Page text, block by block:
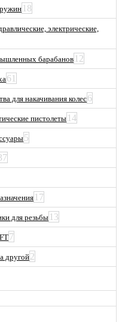
18
электрические,
барабанов 12
61
для накачивания колес6
пистолеты 14
5
17
для резьбы 13
7
другой2